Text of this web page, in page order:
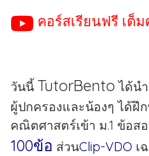
คอร์สเรียนฟรี เต็
วันนี้ TutorBento ได้น
ผู้ปกครองและน้องๆ ได้ฝึ
คณิตศาสตร์เข้า ม.1 ข้อส
100ข้อ ส่วนClip-VDO เ